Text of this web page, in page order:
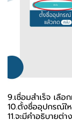
9.เชื่อมสำเร็จ เลื
10.ตั้งชื่ออุปกรณ์ใ
11.จะมีคำอธิบายต่